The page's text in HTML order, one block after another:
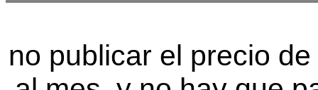
no publicar el precio